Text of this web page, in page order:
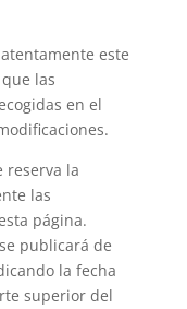
este
las
en el
reserva la
las
página.
publicará de
la fecha
superior del